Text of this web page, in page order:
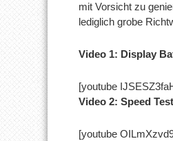
mit Vorsicht zu
lediglich grobe
Video 1: Display
[youtube
Video 2: Speed Test
[youtube